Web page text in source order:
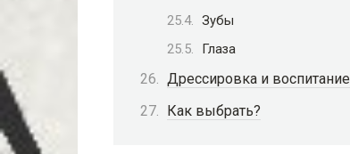
Зубы
Глаза
Дрессировка и воспитание
Как выбрать?